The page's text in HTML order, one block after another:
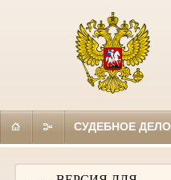
СУДЕБНОЕ